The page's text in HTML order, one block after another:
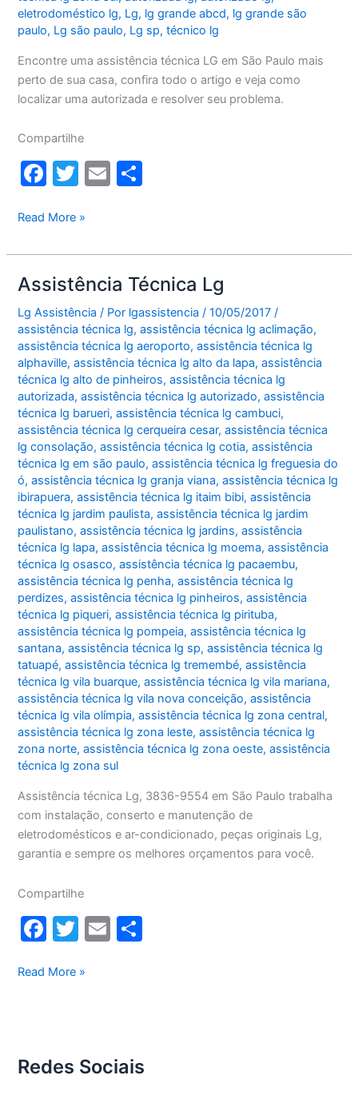
eletrodoméstico lg, Lg, lg grande abcd, lg grande são
paulo, Lg são paulo, Lg sp,técnico lg
Encontre uma assistência técnica LG em São Paulo mais
perto de sua casa, confira todo o artigo e veja como
localizar uma autorizada e resolver seu problema.
Compartilhe
F
c
e
b
o
o
k
T
itt
er
E
l
e
Assistência
LG
São
Paulo
Read More »
Assistência Técnica Lg
Lg Assistência / Por lgassistencia/10/05/2017 /
assistência técnica lg,assistência técnica lg aclimação,
assistência técnica lg aeroporto,assistência técnica lg
alphaville,assistência técnica lg alto da lapa,assistência
técnica lg alto de pinheiros,assistência técnica lg
autorizada,assistência técnica lg autorizado,assistência
técnica lg barueri,assistência técnica lg cambuci,
assistência técnica lg cerqueira cesar,assistência técnica
lg consolação,assistência técnica lg cotia,assistência
técnica lg em são paulo,assistência técnica lg freguesia do
ó,assistência técnica lg granja viana,assistência técnica lg
ibirapuera,assistência técnica lg itaim bibi,assistência
técnica lg jardim paulista,assistência técnica lg jardim
paulistano,assistência técnica lg jardins,assistência
técnica lg lapa,assistência técnica lg moema,assistência
técnica lg osasco,assistência técnica lg pacaembu,
assistência técnica lg penha,assistência técnica lg
perdizes,assistência técnica lg pinheiros,assistência
técnica lg piqueri,assistência técnica lg pirituba,
assistência técnica lg pompeia,assistência técnica lg
santana,assistência técnica lg sp,assistência técnica lg
tatuapé,assistência técnica lg tremembé,assistência
técnica lg vila buarque,assistência técnica lg vila mariana,
assistência técnica lg vila nova conceição,assistência
técnica lg vila olímpia,assistência técnica lg zona central,
assistência técnica lg zona leste,assistência técnica lg
zona norte,assistência técnica lg zona oeste,assistência
técnica lg zona sul
Assistência técnica Lg, 3836-9554 em São Paulo trabalha
com instalação, conserto e manutenção de
eletrodomésticos e ar-condicionado, peças originais Lg,
garantia e sempre os melhores orçamentos para você.
Compartilhe
F
c
o
o
T
itt
E
Assistência
Read More »
Redes Sociais